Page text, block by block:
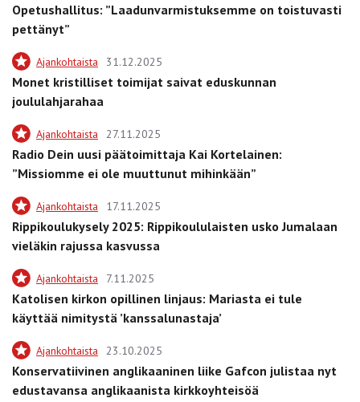
Opetushallitus: ”Laadunvarmistuksemme on toistuvasti
pettänyt”
Ajankohtaista 31.12.2025
Monet kristilliset toimijat saivat eduskunnan
joululahjarahaa
Ajankohtaista 27.11.2025
Radio Dein uusi päätoimittaja Kai Kortelainen:
”Missiomme ei ole muuttunut mihinkään”
Ajankohtaista 17.11.2025
Rippikoulukysely 2025: Rippikoululaisten usko Jumalaan
vieläkin rajussa kasvussa
Ajankohtaista 7.11.2025
Katolisen kirkon opillinen linjaus: Mariasta ei tule
käyttää nimitystä ’kanssalunastaja’
Ajankohtaista 23.10.2025
Konservatiivinen anglikaaninen liike Gafcon julistaa nyt
edustavansa anglikaanista kirkkoyhteisöä